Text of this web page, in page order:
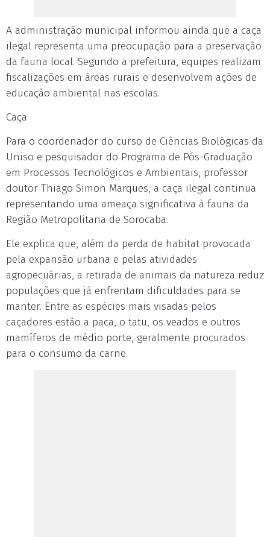
A administração municipal informou ainda que a caça
ilegal representa uma preocupação para a preservação
da fauna local. Segundo a prefeitura, equipes realizam
fiscalizações em áreas rurais e desenvolvem ações de
educação ambiental nas escolas.
Caça
Para o coordenador do curso de Ciências Biológicas da
Uniso e pesquisador do Programa de Pós-Graduação
em Processos Tecnológicos e Ambientais, professor
doutor Thiago Simon Marques, a caça ilegal continua
representando uma ameaça significativa à fauna da
Região Metropolitana de Sorocaba.
Ele explica que, além da perda de habitat provocada
pela expansão urbana e pelas atividades
agropecuárias, a retirada de animais da natureza reduz
populações que já enfrentam dificuldades para se
manter. Entre as espécies mais visadas pelos
caçadores estão a paca, o tatu, os veados e outros
mamíferos de médio porte, geralmente procurados
para o consumo da carne.